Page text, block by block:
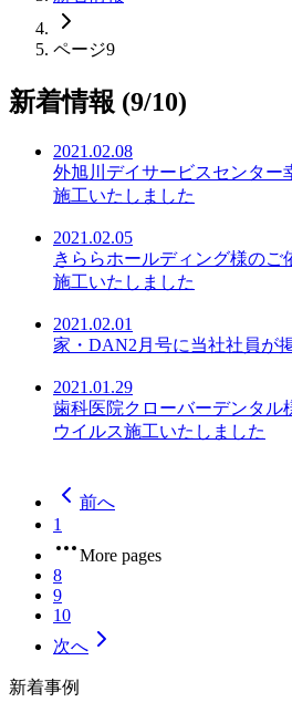
ページ9
新着情報 (9/10)
2021.02.08
外旭川デイサービスセンター
施工いたしました
2021.02.05
きららホールディング様のご
施工いたしました
2021.02.01
家・DAN2月号に当社社員が
2021.01.29
歯科医院クローバーデンタル
ウイルス施工いたしました
前へ
1
More pages
8
9
10
次へ
新着事例